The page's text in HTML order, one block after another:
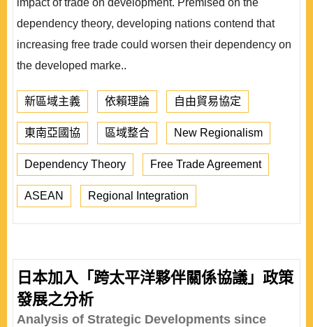
impact of trade on development. Premised on the
dependency theory, developing nations contend that
increasing free trade could worsen their dependency on
the developed marke..
新區域主義 依賴理論 自由貿易協定
東南亞國協 區域整合 New Regionalism
Dependency Theory Free Trade Agreement
ASEAN Regional Integration
日本加入「跨太平洋夥伴關係協議」政策
發展之分析
Analysis of Strategic Developments since